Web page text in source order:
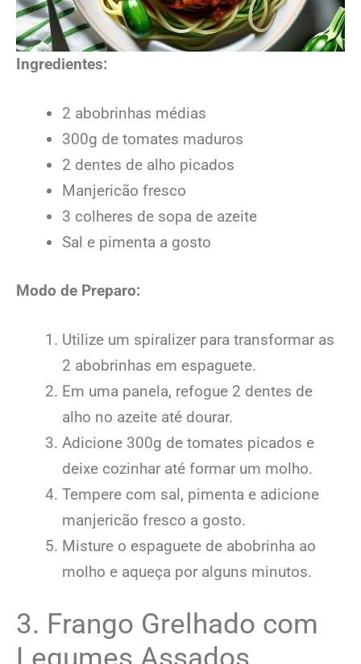
Ingredientes:
2 abobrinhas médias
300g de tomates maduros
2 dentes de alho picados
Manjericão fresco
3 colheres de sopa de azeite
Sal e pimenta a gosto
Modo de Preparo:
Utilize um spiralizer para transformar as
2 abobrinhas em espaguete.
Em uma panela, refogue 2 dentes de
alho no azeite até dourar.
Adicione 300g de tomates picados e
deixe cozinhar até formar um molho.
Tempere com sal, pimenta e adicione
manjericão fresco a gosto.
Misture o espaguete de abobrinha ao
molho e aqueça por alguns minutos.
3. Frango Grelhado com